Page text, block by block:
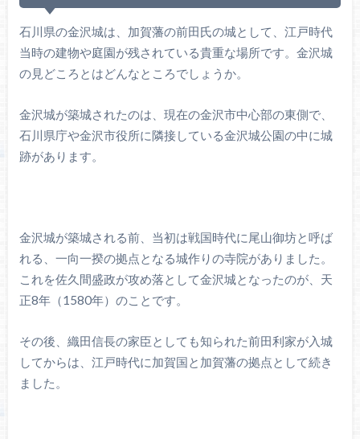
石川県の金沢城は、加賀藩の前田氏の城として、江戸時代
当時の建物や庭園が残されている貴重な場所です。金沢城
の見どころとはどんなところでしょうか。
金沢城が築城されたのは、現在の金沢市中心部の東側で、
石川県庁や金沢市役所に隣接している金沢城公園の中に城
跡があります。
金沢城が築城される前、当初は戦国時代に尾山御坊と呼ば
れる、一向一揆の拠点となる城作りの寺院がありました。
これを佐久間盛政が攻め落として金沢城となったのが、天
正8年（1580年）のことです。
その後、織田信長の家臣としても知られた前田利家が入城
してからは、江戸時代に加賀国と加賀藩の拠点として続き
ました。